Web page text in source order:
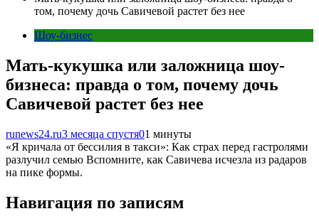
том, почему дочь Савичевой растет без нее
Шоу-бизнес
Мать-кукушка или заложница шоу-
бизнеса: правда о том, почему дочь
Савичевой растет без нее
runews24.ru3 месяца спустя01 минуты
«Я кричала от бессилия в такси»: Как страх перед гастролями
разлучил семью Вспомните, как Савичева исчезла из радаров
на пике формы.
Навигация по записям